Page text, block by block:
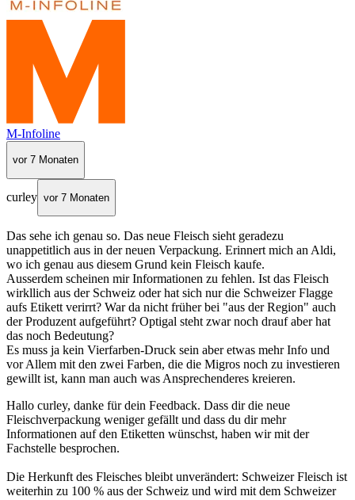
M-Infoline
vor 7 Monaten
curley vor 7 Monaten
Das sehe ich genau so. Das neue Fleisch sieht geradezu
unappetitlich aus in der neuen Verpackung. Erinnert mich an Aldi,
wo ich genau aus diesem Grund kein Fleisch kaufe.
Ausserdem scheinen mir Informationen zu fehlen. Ist das Fleisch
wirkllich aus der Schweiz oder hat sich nur die Schweizer Flagge
aufs Etikett verirrt? War da nicht früher bei "aus der Region" auch
der Produzent aufgeführt? Optigal steht zwar noch drauf aber hat
das noch Bedeutung?
Es muss ja kein Vierfarben-Druck sein aber etwas mehr Info und
vor Allem mit den zwei Farben, die die Migros noch zu investieren
gewillt ist, kann man auch was Ansprechenderes kreieren.
Hallo curley, danke für dein Feedback. Dass dir die neue
Fleischverpackung weniger gefällt und dass du dir mehr
Informationen auf den Etiketten wünschst, haben wir mit der
Fachstelle besprochen.
Die Herkunft des Fleisches bleibt unverändert: Schweizer Fleisch ist
weiterhin zu 100 % aus der Schweiz und wird mit dem Schweizer